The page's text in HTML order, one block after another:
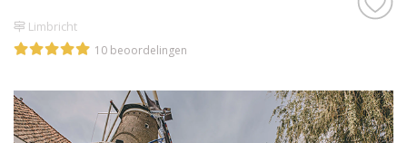
Limbricht
10 beoordelingen